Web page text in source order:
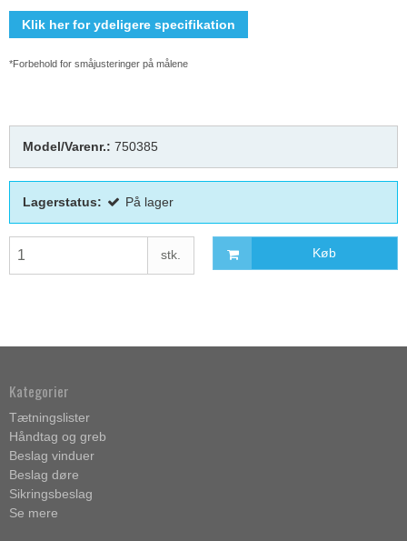
Klik her for ydeligere specifikation
*Forbehold for småjusteringer på målene
Model/Varenr.: 750385
Lagerstatus: På lager
stk. Køb
Kategorier
Tætningslister
Håndtag og greb
Beslag vinduer
Beslag døre
Sikringsbeslag
Se mere